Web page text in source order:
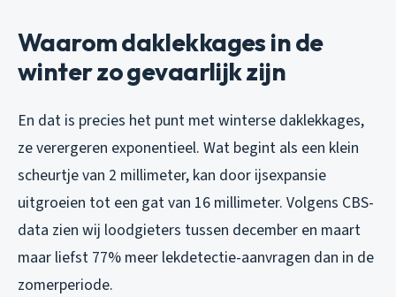
Waarom daklekkages in de
winter zo gevaarlijk zijn
En dat is precies het punt met winterse daklekkages,
ze verergeren exponentieel. Wat begint als een klein
scheurtje van 2 millimeter, kan door ijsexpansie
uitgroeien tot een gat van 16 millimeter. Volgens CBS-
data zien wij loodgieters tussen december en maart
maar liefst 77% meer lekdetectie-aanvragen dan in de
zomerperiode.